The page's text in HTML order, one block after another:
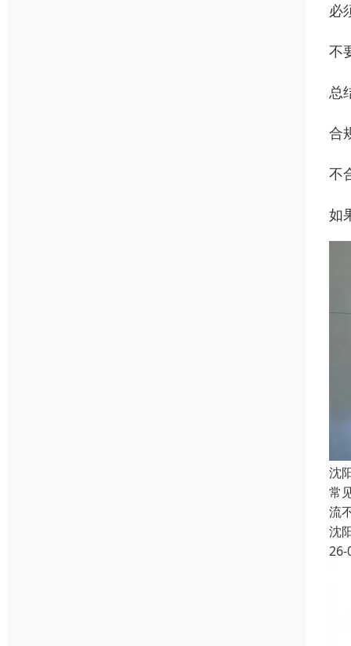
必
不
总
合
不
如
沈
常
流
沈
26-